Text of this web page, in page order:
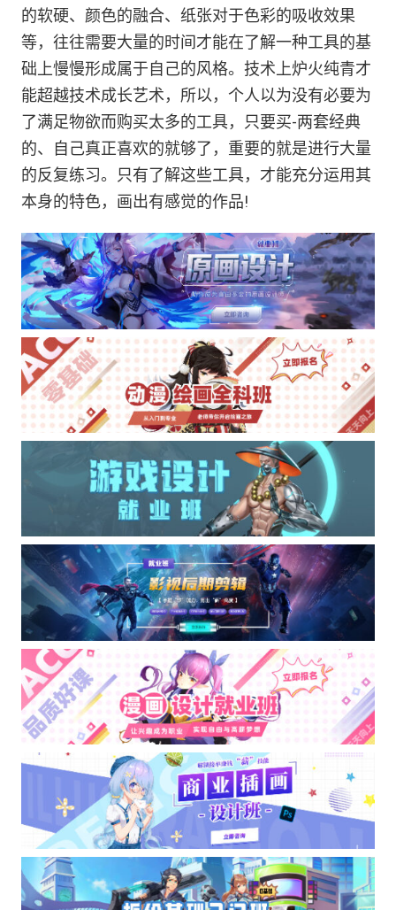
的软硬、颜色的融合、纸张对于色彩的吸收效果
等，往往需要大量的时间才能在了解一种工具的基
础上慢慢形成属于自己的风格。技术上炉火纯青才
能超越技术成长艺术，所以，个人以为没有必要为
了满足物欲而购买太多的工具，只要买-两套经典
的、自己真正喜欢的就够了，重要的就是进行大量
的反复练习。只有了解这些工具，才能充分运用其
本身的特色，画出有感觉的作品!